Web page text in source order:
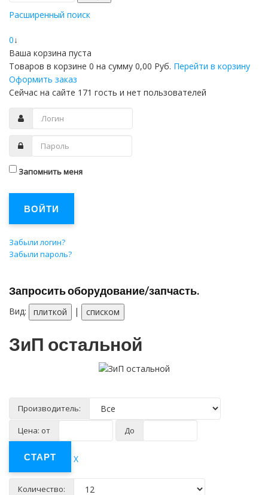
Расширенный поиск
0↓
Ваша корзина пуста
Товаров в корзине 0 на сумму 0,00 Руб. Перейти в корзину
Оформить заказ
Сейчас на сайте 171 гость и нет пользователей
Запомнить меня
ВОЙТИ
Забыли логин?
Забыли пароль?
Запросить оборудование/запчасть.
Вид: плиткой | списком
ЗиП остальной
Производитель:
Цена: от До
X
Количество: